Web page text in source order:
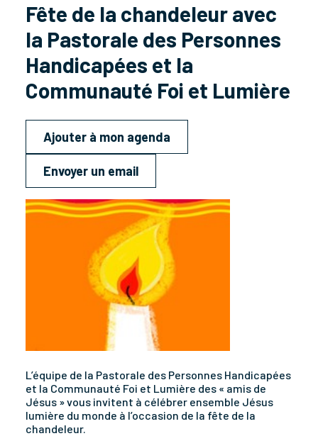
Fête de la chandeleur avec
la Pastorale des Personnes
Handicapées et la
Communauté Foi et Lumière
Ajouter à mon agenda
Envoyer un email
L’équipe de la Pastorale des Personnes Handicapées
et la Communauté Foi et Lumière des « amis de
Jésus » vous invitent à célébrer ensemble Jésus
lumière du monde à l’occasion de la fête de la
chandeleur.